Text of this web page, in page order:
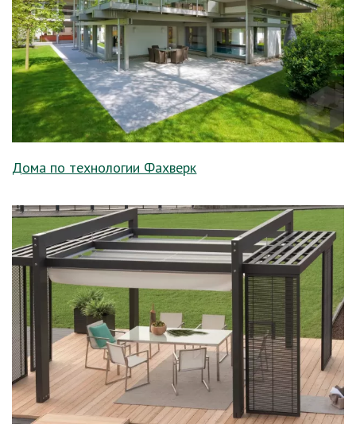
Дома по технологии Фахверк